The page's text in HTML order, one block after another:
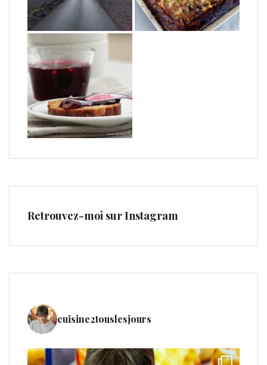
Retrouvez-moi sur Instagram
cuisine2touslesjours